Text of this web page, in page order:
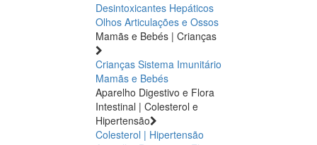
Desintoxicantes Hepáticos
Olhos Articulações e Ossos
Mamãs e Bebés | Crianças
Crianças Sistema Imunitário
Mamãs e Bebés
Aparelho Digestivo e Flora
Intestinal | Colesterol e
Hipertensão
Colesterol | Hipertensão